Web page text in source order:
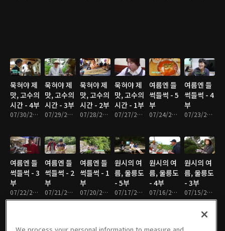
묵혀야 제
맛, 고수의
시간 - 4부
07/30/2026 • 17분
묵혀야 제
맛, 고수의
시간 - 3부
07/29/2026 • 18분
묵혀야 제
맛, 고수의
시간 - 2부
07/28/2026 • 17분
묵혀야 제
맛, 고수의
시간 - 1부
07/27/2026 • 17분
여름엔 들
썩들썩 - 5
부
07/24/2026 • 17분
여름엔 들
썩들썩 - 4
부
07/23/2026 • 17분
여름엔 들
썩들썩 - 3
부
07/22/2026 • 17분
여름엔 들
썩들썩 - 2
부
07/21/2026 • 17분
여름엔 들
썩들썩 - 1
부
07/20/2026 • 17분
원시의 여
름, 울릉도
- 5부
07/17/2026 • 17분
원시의 여
름, 울릉도
- 4부
07/16/2026 • 17분
원시의 여
름, 울릉도
- 3부
07/15/2026 • 17분